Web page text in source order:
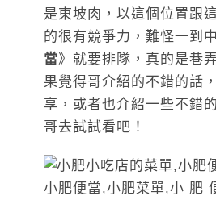
是東坡肉，以這個位置跟
的很有競爭力，難怪一到
當》就要排隊，真的是巷
果覺得哥介紹的不錯的話
享，或者也介紹一些不錯
哥去試試看吧！